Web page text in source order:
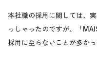
本社職の採用に関しては、
っしゃったのですが、「
採用に至らないことが多かっ